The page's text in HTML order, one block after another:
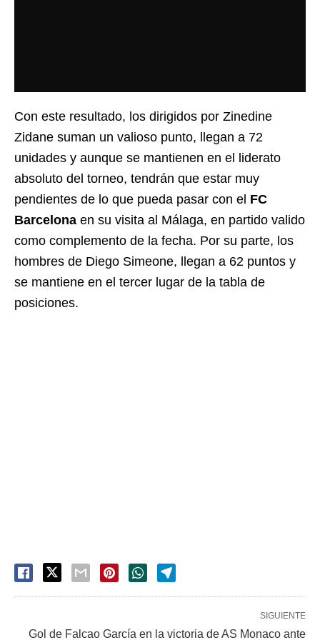
Con este resultado, los dirigidos por Zinedine
Zidane suman un valioso punto, llegan a 72
unidades y aunque se mantienen en el liderato
absoluto del torneo, tendrán que estar muy
pendientes de lo que pueda pasar con el FC
Barcelona en su visita al Málaga, en partido valido
como complemento de la fecha. Por su parte, los
hombres de Diego Simeone, llegan a 62 puntos y
se mantiene en el tercer lugar de la tabla de
posiciones.
SIGUIENTE
Gol de Falcao García en la victoria de AS Monaco ante